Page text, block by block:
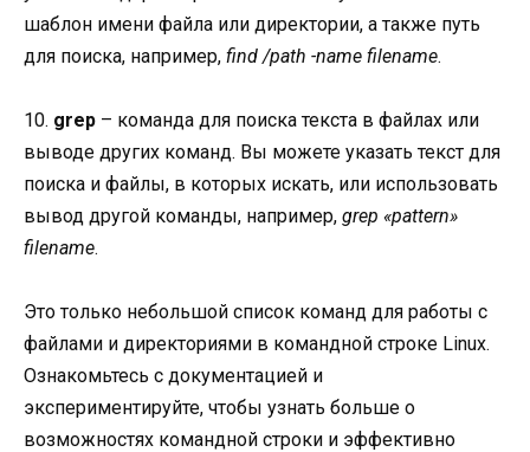
шаблон имени файла или директории, а также путь
для поиска, например, find /path -name filename.
10. grep – команда для поиска текста в файлах или
выводе других команд. Вы можете указать текст для
поиска и файлы, в которых искать, или использовать
вывод другой команды, например, grep «pattern»
filename.
Это только небольшой список команд для работы с
файлами и директориями в командной строке Linux.
Ознакомьтесь с документацией и
экспериментируйте, чтобы узнать больше о
возможностях командной строки и эффективно